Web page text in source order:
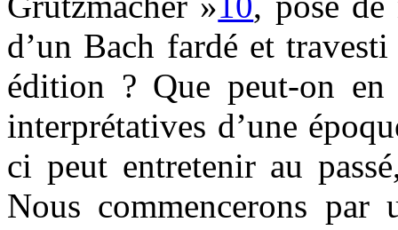
d’un Bach fardé et
édition ? Que peut-on en
interprétatives d’une
ci peut entretenir au
Nous commencerons